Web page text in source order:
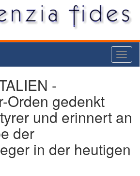
-
Orden gedenkt
und erinnert an
der
in der heutigen